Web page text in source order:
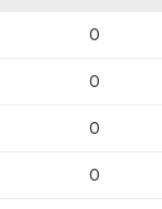
0
0
0
0